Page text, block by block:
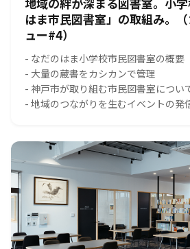
はま市民図書室」の取組み。
ュー#4）
- なだのはま小学校市民図書室の概要
- 大量の蔵書をカシカンで管理
- 神戸市が取り組む市民図書室につい
- 地域のつながりを生むイベントの発